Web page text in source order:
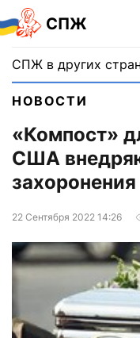
СПЖ
СПЖ в других
НОВОСТИ
«Компост»
США
захоронения
22 Сентября 2022 14:26